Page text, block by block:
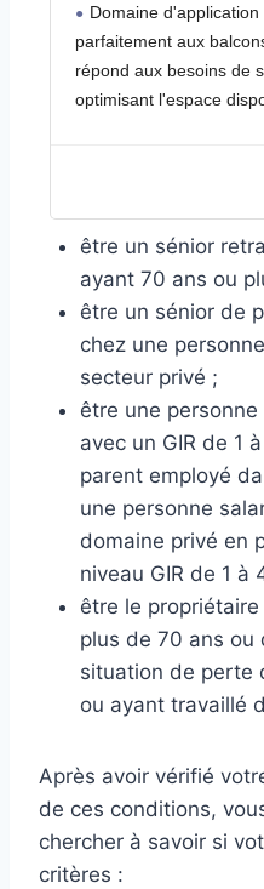
Domaine
parfaitement aux
répond aux besoins de
optimisant l'espace
Support stable :
haute qualité, ce
l'effondrement, offrant
du séchage de lourds
couvertures
Gain de place : cet
un joint pliable à trois
prend un minimum de
dans l'appartement,
Pratique à transporter
facilité de transport
les utilisateurs peuvent
bagage pour les
nécessaire, comme
voyages d'affaires
Construit pour durer :
tiges métalliques
rouille et à l'oxydation,
cohérentes pour tous
être un sénior
ayant 70 ans ou
être un sénior de
chez une
secteur privé ;
être une
avec un GIR de 1
parent employé
une personne
domaine privé en
niveau GIR de 1 à
être le propriétaire
plus de 70 ans ou
situation de perte
ou ayant travaillé
Après avoir vérifié
de ces conditions,
chercher à savoir si
critères :